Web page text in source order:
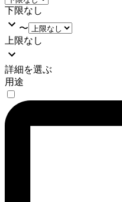
下限なし
〜
上限なし
詳細を選ぶ
用途